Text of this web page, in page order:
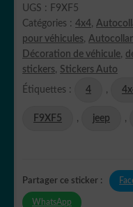
UGS :
F9XF5
Catégories : 4x4,
pour véhicules,
Décoration de véhicule,
stickers, Stickers Auto
Étiquettes : 4 ,
F9XF5 , jeep ,
Partager ce sticker :
WhatsApp